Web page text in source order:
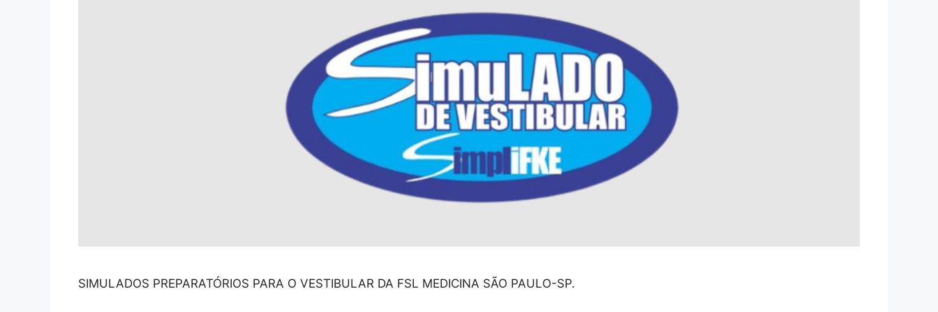
SIMULADOS PREPARATÓRIOS PARA O VESTIBULAR DA FSL MEDICINA SÃO PAULO-SP.